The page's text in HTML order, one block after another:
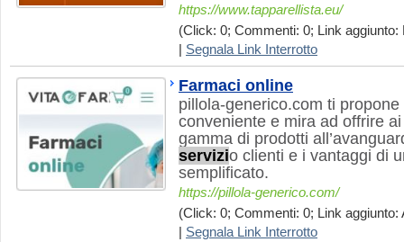
https://www.tapparellista.eu/
(Click: 0; Commenti: 0; Link aggiunto:
Segnala Link Interrotto
Farmaci online
pillola-generico.com ti
conveniente e mira ad offrire
gamma di prodotti
servizio clienti e i vantaggi di
semplificato.
https://pillola-generico.com/
(Click: 0; Commenti: 0; Link aggiunto:
Segnala Link Interrotto